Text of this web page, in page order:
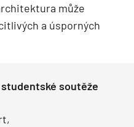
může
a úsporných
soutěže